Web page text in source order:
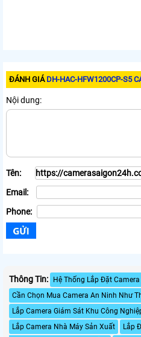
ĐÁNH GIÁ DH-HAC-HFW1200CP-S5
Nội dung:
Tên:
Email:
Phone:
Thông Tin:
Hệ Thống Lắp Đặt
Cần Chọn Mua Camera An Ninh Như
Lắp Camera Giám Sát Khu Công
Lắp Camera Nhà Máy Sản Xuất
Lắp